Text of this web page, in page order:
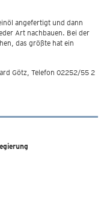
angefertigt und dann
Art nachbauen. Bei der
das größte hat ein
Götz, Telefon 02252/55 2